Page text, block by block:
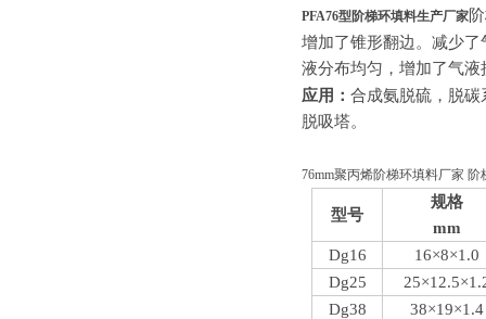
PFA76型阶梯环填料生产厂家
增加了锥形翻边。减少
液分布均匀，增加了气
应用： 合成氨脱硫，脱
脱吸塔。
76mm聚丙烯阶梯环填料厂家
型号
规格
mm
Dg16
16×8×1 .0
Dg25
Dg38
38×19×1.4